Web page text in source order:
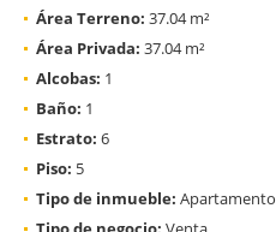
Área Terreno: 37.04 m²
Área Privada: 37.04 m²
Alcobas: 1
Baño: 1
Estrato: 6
Piso: 5
Tipo de inmueble: Apartamento